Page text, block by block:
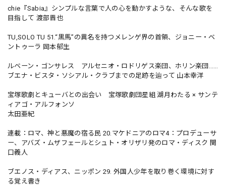
chie『Sabia』シンプルな言葉で人の心を動かすような、そんな歌を
目指して 渡部晋也
TU,SOLO TU 51.“黒馬”の異名を持つメレンゲ界の首領、ジョニー・ベ
ントゥーラ 岡本郁生
ルベーン・ゴンサレス アルセニオ・ロドリゲス楽団、ホリン楽団……
ブエナ・ビスタ・ソシアル・クラブまでの足跡を辿って 山本幸洋
宝塚歌劇とキューバとの出会い 宝塚歌劇団星組 湖月わたる × サンテ
ィアゴ・アルフォンソ
太田亜紀
連載：ロマ、神と悪魔の宿る民 20.マケドニアのロマ4：プロデューサ
ー、アバズ・ムザフェールとシュト・オリザリ発のロマ・ディスク 関
口義人
ブエノス・ディアス、ニッポン 29. 外国人少年を取り巻く環境に対す
る覚え書き